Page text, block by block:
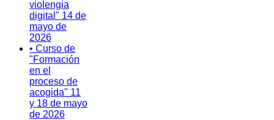
violengia
digital" 14 de
mayo de
2026
• Curso de
"Formación
en el
proceso de
acogida" 11
y 18 de mayo
de 2026